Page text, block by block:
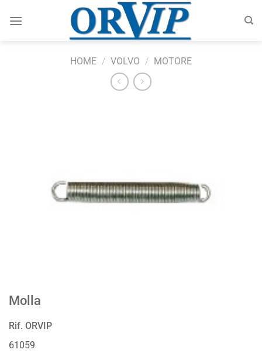
HOME / VOLVO / MOTORE
Molla
Rif. ORVIP
61059